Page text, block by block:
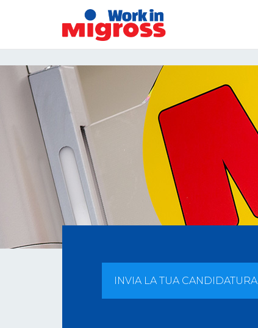
INVIA LA TUA CANDIDATURA